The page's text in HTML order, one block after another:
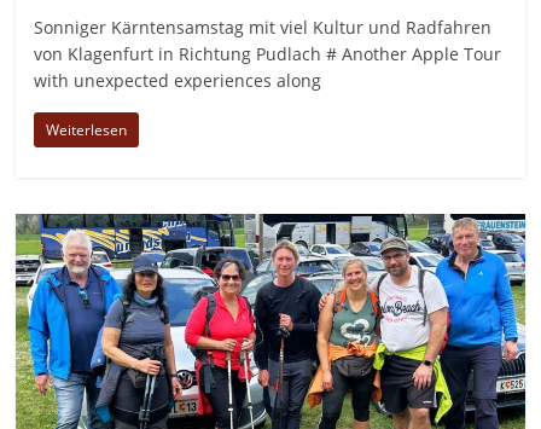
Sonniger Kärntensamstag mit viel Kultur und Radfahren
von Klagenfurt in Richtung Pudlach # Another Apple Tour
with unexpected experiences along
Weiterlesen